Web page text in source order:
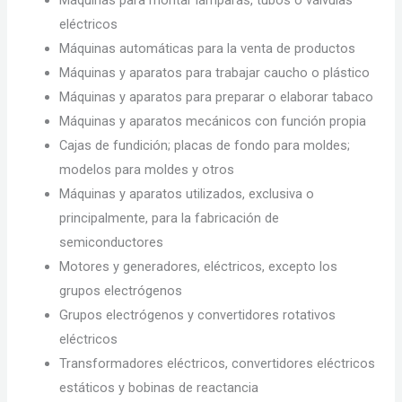
eléctricos
Máquinas automáticas para la venta de productos
Máquinas y aparatos para trabajar caucho o plástico
Máquinas y aparatos para preparar o elaborar tabaco
Máquinas y aparatos mecánicos con función propia
Cajas de fundición; placas de fondo para moldes;
modelos para moldes y otros
Máquinas y aparatos utilizados, exclusiva o
principalmente, para la fabricación de
semiconductores
Motores y generadores, eléctricos, excepto los
grupos electrógenos
Grupos electrógenos y convertidores rotativos
eléctricos
Transformadores eléctricos, convertidores eléctricos
estáticos y bobinas de reactancia